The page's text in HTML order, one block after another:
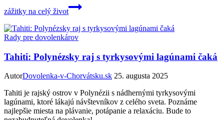
zážitky na celý život
Rady pre dovolenkárov
Tahiti: Polynézsky raj s tyrkysovými lagúnami čaká
AutorDovolenka-v-Chorvátsku.sk 25. augusta 2025
Tahiti je rajský ostrov v Polynézii s nádhernými tyrkysovými
lagúnami, ktoré lákajú návštevníkov z celého sveta. Poznáme
najlepšie miesta na plávanie, potápanie a relaxáciu. Bude to